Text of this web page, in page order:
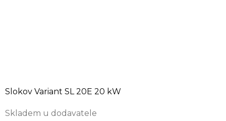
Slokov Variant SL 20E 20 kW
Skladem u dodavatele